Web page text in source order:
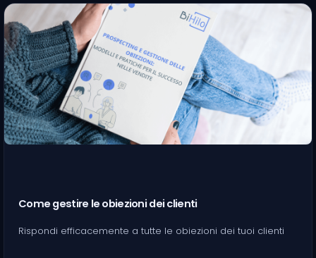
Come gestire le obiezioni dei clienti
Rispondi efficacemente a tutte le obiezioni dei tuoi clienti